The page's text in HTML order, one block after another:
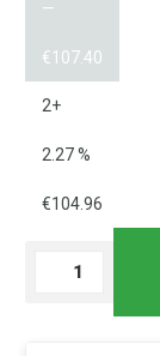
—
€107.40
2+
2.27 %
€104.96
Prijstang